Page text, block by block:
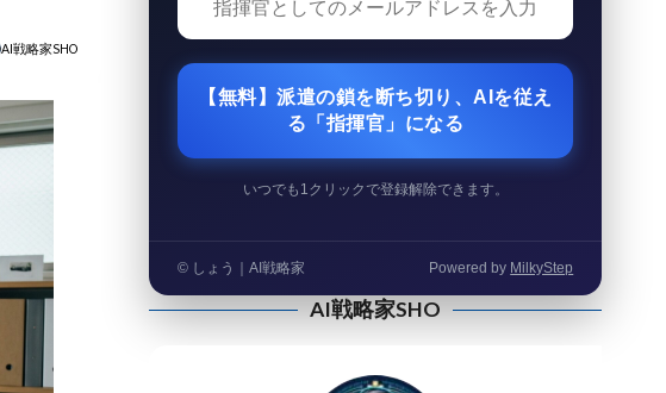
AI戦略家SHO
いつでも1クリックで登録解除できます。
© しょう｜AI戦略家 Powered by MilkyStep
AI戦略家SHO